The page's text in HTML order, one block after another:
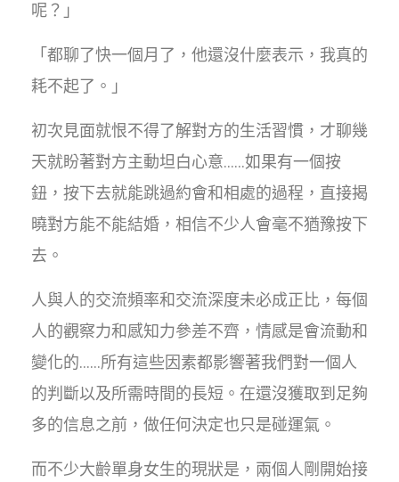
呢？」
「都聊了快一個月了，他還沒什麼表示，我真的
耗不起了。」
初次見面就恨不得了解對方的生活習慣，才聊幾
天就盼著對方主動坦白心意……如果有一個按
鈕，按下去就能跳過約會和相處的過程，直接揭
曉對方能不能結婚，相信不少人會毫不猶豫按下
去。
人與人的交流頻率和交流深度未必成正比，每個
人的觀察力和感知力參差不齊，情感是會流動和
變化的……所有這些因素都影響著我們對一個人
的判斷以及所需時間的長短。在還沒獲取到足夠
多的信息之前，做任何決定也只是碰運氣。
而不少大齡單身女生的現狀是，兩個人剛開始接